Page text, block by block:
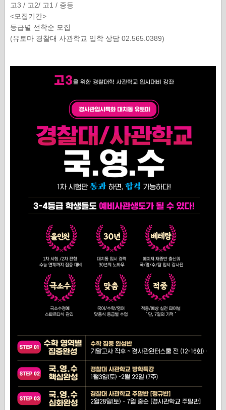
고3 / 고2/ 고1 / 중등
<모집기간>
등급별 선착순 모집
(유토마 경찰대 사관학교 입학 상담 02.565.0389)